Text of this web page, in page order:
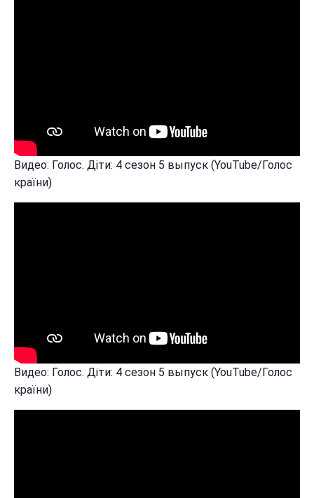
Видео: Голос. Діти: 4 сезон 5 выпуск (YouTube/Голос
країни)
Видео: Голос. Діти: 4 сезон 5 выпуск (YouTube/Голос
країни)